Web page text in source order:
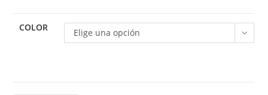
COLOR Elige una opción